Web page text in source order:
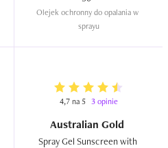
Olejek ochronny do opalania w
sprayu
4,7 na 5 3 opinie
Australian Gold
Spray Gel Sunscreen with